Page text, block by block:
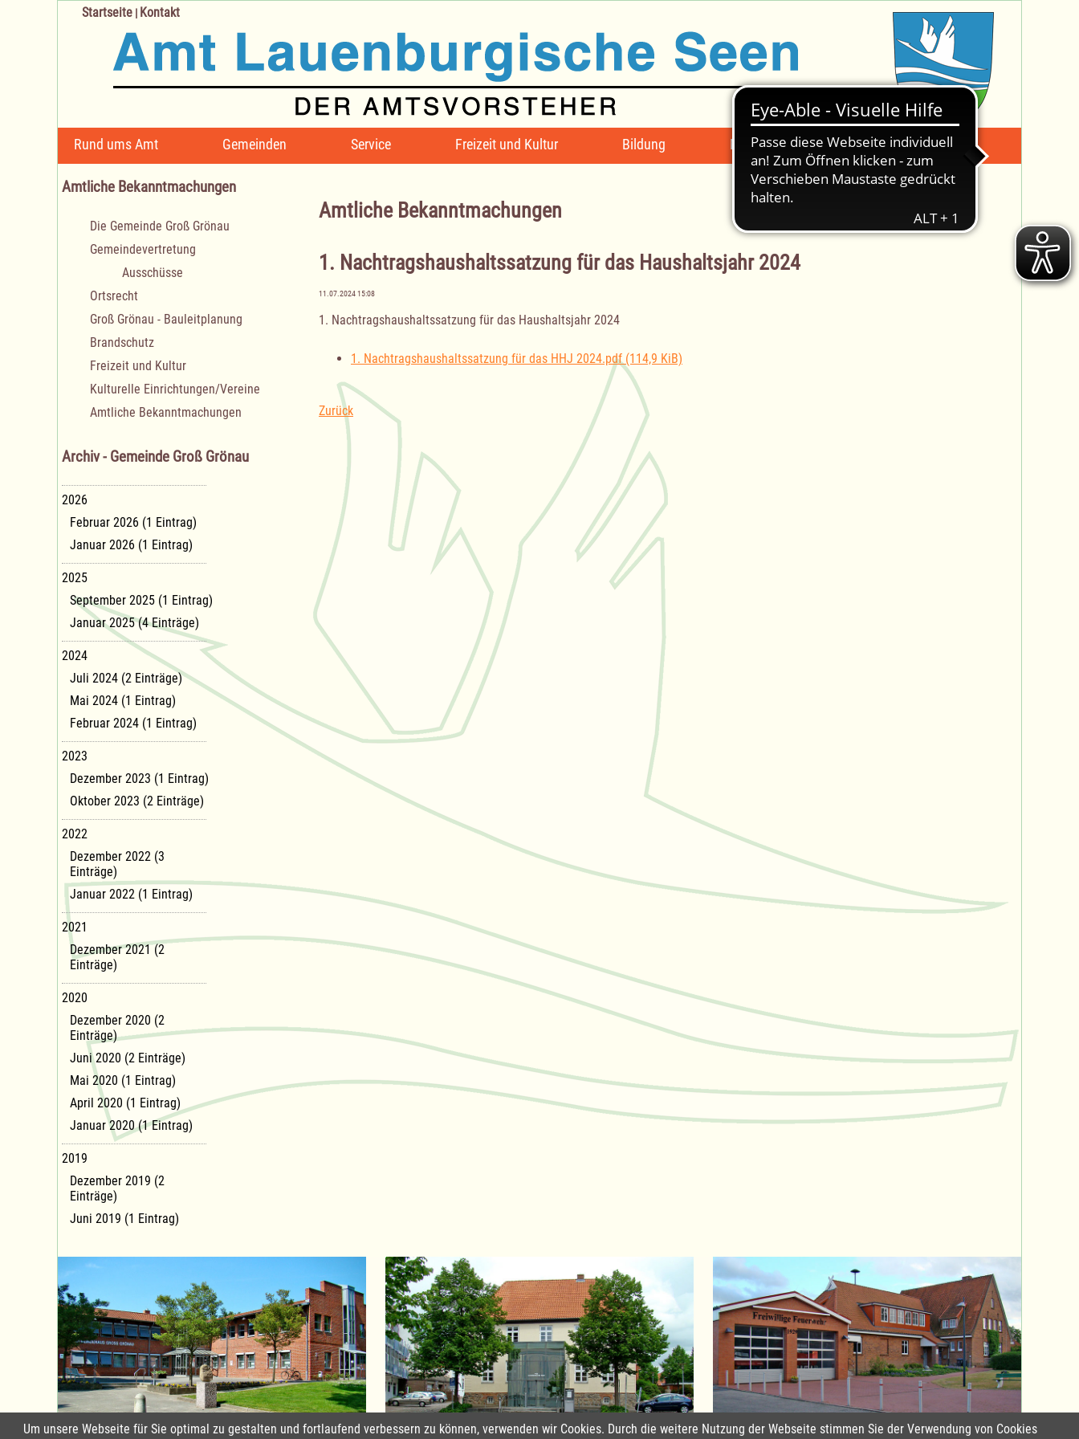
Navigation
überspringen
Rund ums Amt Gemeinden Service Freizeit und Kultur Bildung Mängelmeldung Suche -
Startseite | Kontakt
Amtliche Bekanntmachungen
1. Nachtragshaushaltssatzung für das Haushaltsjahr 2024
11.07.2024 15:08
1. Nachtragshaushaltssatzung für das Haushaltsjahr 2024
1. Nachtragshaushaltssatzung für das HHJ 2024.pdf (114,9 KiB)
Zurück
Amtliche Bekanntmachungen
Navigation
überspringen
Die Gemeinde Groß Grönau
Gemeindevertretung
Ausschüsse
Ortsrecht
Groß Grönau - Bauleitplanung
Brandschutz
Freizeit und Kultur
Kulturelle Einrichtungen/Vereine
Amtliche Bekanntmachungen
Archiv - Gemeinde Groß Grönau
2026
Februar 2026 (1 Eintrag)
Januar 2026 (1 Eintrag)
2025
September 2025 (1 Eintrag)
Januar 2025 (4 Einträge)
2024
Juli 2024 (2 Einträge)
Mai 2024 (1 Eintrag)
Februar 2024 (1 Eintrag)
2023
Dezember 2023 (1 Eintrag)
Oktober 2023 (2 Einträge)
2022
Dezember 2022 (3
Einträge)
Januar 2022 (1 Eintrag)
2021
Dezember 2021 (2
Einträge)
2020
Dezember 2020 (2
Einträge)
Juni 2020 (2 Einträge)
Mai 2020 (1 Eintrag)
April 2020 (1 Eintrag)
Januar 2020 (1 Eintrag)
2019
Dezember 2019 (2
Einträge)
Juni 2019 (1 Eintrag)
Um unsere Webseite für Sie optimal zu gestalten und fortlaufend verbessern zu können, verwenden wir Cookies. Durch die weitere Nutzung der Webseite stimmen Sie der Verwendung von Cookies